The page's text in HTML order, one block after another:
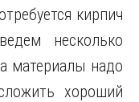
кирпич
несколько
материалы надо
хороший